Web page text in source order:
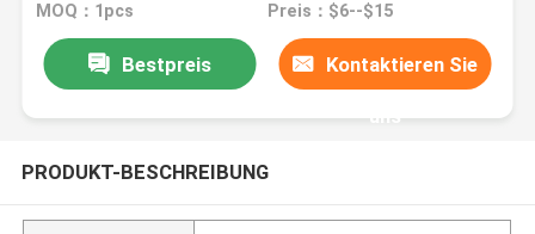
MOQ：1pcs Preis：$6--$15
Bestpreis Kontaktieren Sie
uns
PRODUKT-BESCHREIBUNG